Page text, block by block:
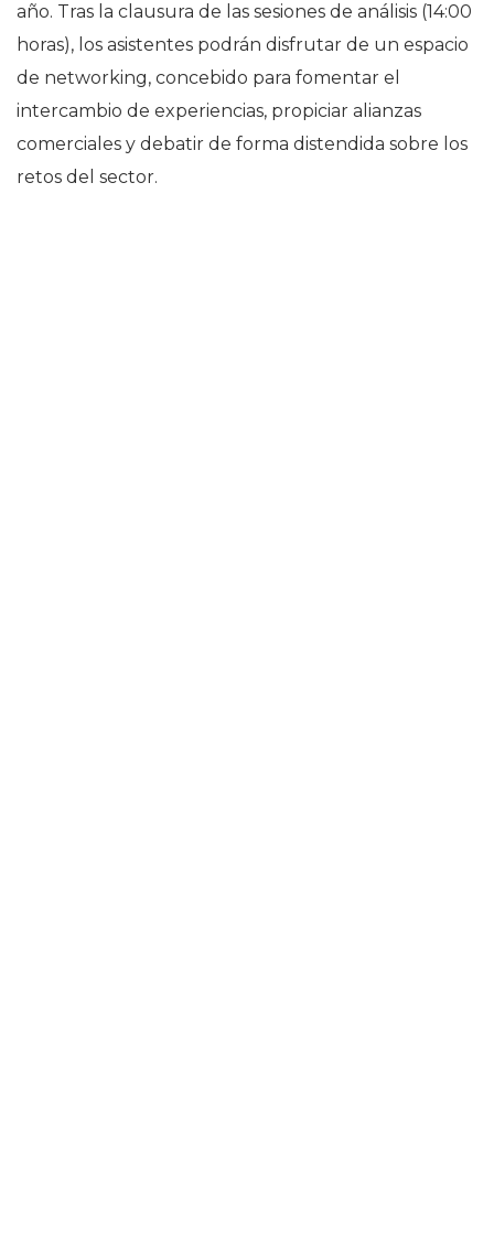
año. Tras la clausura de las sesiones de análisis (14:00
horas), los asistentes podrán disfrutar de un espacio
de networking, concebido para fomentar el
intercambio de experiencias, propiciar alianzas
comerciales y debatir de forma distendida sobre los
retos del sector.